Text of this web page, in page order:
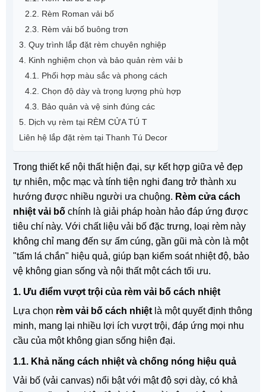
2.2. Rèm Roman vải bố
2.3. Rèm vải bố buông trơn
3. Quy trình lắp đặt rèm chuyên nghiệp
4. Kinh nghiệm chọn và bảo quản rèm vải b
4.1. Phối hợp màu sắc và phong cách
4.2. Chọn độ dày và trọng lượng phù hợp
4.3. Bảo quản và vệ sinh đúng các
5. Dịch vụ rèm tại RÈM CỬA TÚ T
Liên hệ lắp đặt rèm tại Thanh Tú Decor
Trong thiết kế nội thất hiện đại, sự kết hợp giữa vẻ đẹp
tự nhiên, mộc mạc và tính tiện nghi đang trở thành xu
hướng được nhiều người ưa chuộng. Rèm cửa cách
nhiệt vải bố chính là giải pháp hoàn hảo đáp ứng được
tiêu chí này. Với chất liệu vải bố đặc trưng, loại rèm này
không chỉ mang đến sự ấm cúng, gần gũi mà còn là một
"tấm lá chắn" hiệu quả, giúp bạn kiểm soát nhiệt độ, bảo
vệ không gian sống và nội thất một cách tối ưu.
1. Ưu điểm vượt trội của rèm vải bố cách nhiệt
Lựa chọn rèm vải bố cách nhiệt là một quyết định thông
minh, mang lại nhiều lợi ích vượt trội, đáp ứng mọi nhu
cầu của một không gian sống hiện đại.
1.1. Khả năng cách nhiệt và chống nóng hiệu quả
Vải bố (vải canvas) nổi bật với mật độ sợi dày, có khả